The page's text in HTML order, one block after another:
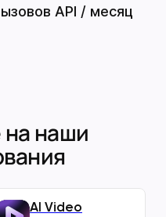
API / месяц
на наши
AI Video